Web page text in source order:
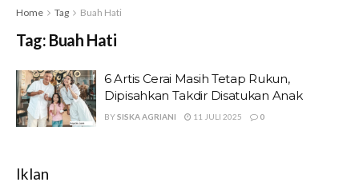
Home Tag Buah Hati
Tag: Buah Hati
6 Artis Cerai Masih Tetap Rukun,
Dipisahkan Takdir Disatukan Anak
BYSISKA AGRIANI 11 JULI 2025 0
Iklan